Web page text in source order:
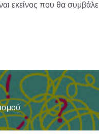
εκείνος που θα